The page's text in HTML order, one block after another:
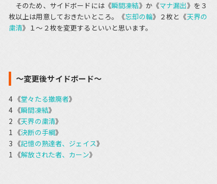
そのため、サイドボードには《瞬間凍結》か《マナ漏出》を３
枚以上は用意しておきたいところ。《忘却の輪》２枚と《天界の
粛清》１～２枚を変更するといいと思います。
～変更後サイドボード～
4 《堂々たる撤廃者》
4 《瞬間凍結》
2 《天界の粛清》
1 《決断の手綱》
3 《記憶の熟達者、ジェイス》
1 《解放された者、カーン》